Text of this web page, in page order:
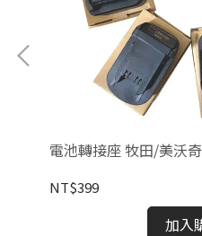
電池轉接座 牧田/美沃
NT$399
加入